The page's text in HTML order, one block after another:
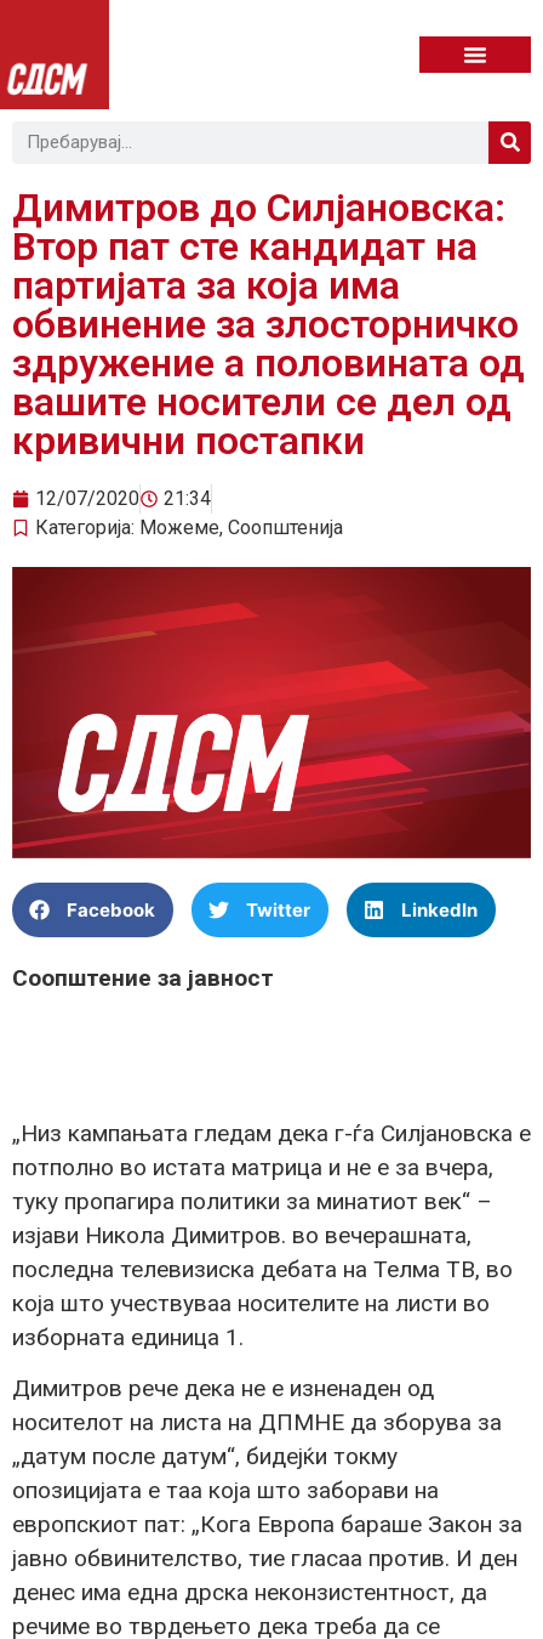
Димитров до Силјановска:
Втор пат сте кандидат на
партијата за која има
обвинение за злосторничко
здружение а половината од
вашите носители се дел од
кривични постапки
12/07/2020
21:34
Категорија: Можеме, Соопштенија
Facebook Twitter LinkedIn
Соопштение за јавност
„Низ кампањата гледам дека г-ѓа Силјановска е
потполно во истата матрица и не е за вчера,
туку пропагира политики за минатиот век“ –
изјави Никола Димитров. во вечерашната,
последна телевизиска дебата на Телма ТВ, во
која што учествуваа носителите на листи во
изборната единица 1.
Димитров рече дека не е изненаден од
носителот на листа на ДПМНЕ да зборува за
„датум после датум“, бидејќи токму
опозицијата е таа која што заборави на
европскиот пат: „Кога Европа бараше Закон за
јавно обвинителство, тие гласаа против. И ден
денес има една дрска неконзистентност, да
речиме во тврдењето дека треба да се